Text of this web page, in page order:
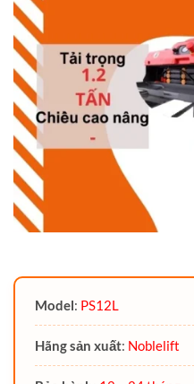
Model: PS12L
Hãng sản xuất: Noblelift